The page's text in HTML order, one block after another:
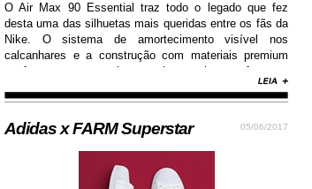
O Air Max 90 Essential traz todo o legado que fez
desta uma das silhuetas mais queridas entre os fãs da
Nike. O sistema de amortecimento visível nos
calcanhares e a construção com materiais premium
conferem ao sneaker muito mais conforto e
durabilidade, além de contar com colorway estilosa e
moderna...
05/06/2017
Adidas x FARM Superstar